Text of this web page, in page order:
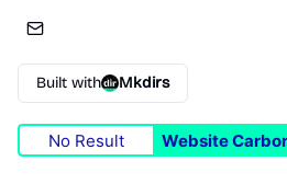
Built with Mkdirs
No Result Website